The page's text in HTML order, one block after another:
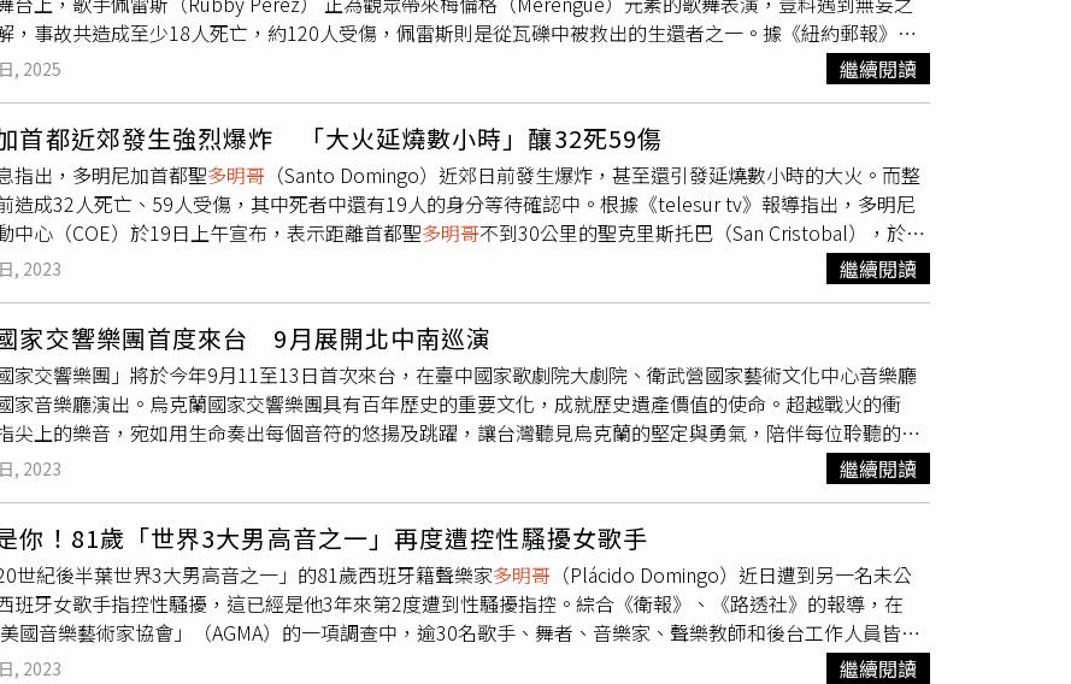
處理聯合國席次代表問題，並沒有牽涉台灣。國家的組成是四個元素，就是人民、土地、政府、主權，有沒
可以參加聯合國的會員？沒有。所以，中國是不可以根據聯合國2758號決議文，聲稱中國擁有台灣，聲稱台
主權獨立的國家，這種說法大錯特錯。國際社會也不承認中國對台灣主權的主張，中方宣稱2758號決議讓其
權，這是完全錯誤且不受國際承認。美國國務院今年已經清楚說明，中國扭曲2758號決議，2758號決議並為
權。這是美國川普第二任政府國務院的主張。美國眾議院甚至通過法案，包括歐洲議會、澳洲、荷蘭、比利
、英國、捷克各國國會，以及「對中政策跨國議會聯盟」等組織也這樣認為，並都通過決議聲明2758號決議
權問題，未來還會有更多。中國又說，台灣不是主權獨立國家，因為台灣自古以來就是中國不可分割一部
不是？從歷史來說明，台灣自古以來就有獨立生態系，台灣不是荒煙蔓草、無人居住，台灣早在信史、有文
獨立的生態系。台南左鎮有一個石化園區，早期有一位陳春木老先生，他在當地一條溪「菜寮溪」，撿拾到
日本考古學家證實這是犀牛，日本考古學家名為早坂，所以犀牛稱為早坂犀牛。還有看到長毛象、猛瑪象、
金絲猴等化石，距離今天80-40萬年前，這是早期的台灣。不只有動物，還有左鎮人，郭德林、郭東輝父
溪發現了左鎮人頭蓋化石，當時送去日本檢驗，距離今天三萬年前。馬英九前總統時代，又重新檢查一次說
年，不過無論三千到三萬年間，都是非常珍貴的。我在當台南市長，有一個政見是打造台南為台灣的文化首
台南人感到光榮，讓國人感到認同，所以把化石館重新打造為石化園區，並且開國際標，弄得很漂亮。邀請
弟姐妹前去參觀，台南是台灣的文化首都，希望任何一個人來到台南就知道台灣，台南人感到光榮，台灣的
台灣產生認同。另外，開闢新市科學園區時，有挖到考古遺址，當時的文建會把這些考古遺址整理，建立台
博物館（南科考古館），這是大坌坑時代的考古遺址，距離今天4800-6000年前。台灣第一條狗就是在大坌
時代的人就有養狗，可以看到當時男人、女人有多高，以及他們的殯葬文化，還看到米食。有些人以為米是
來的，但其實大坌坑時代就有在使用。除此之外，台灣也是南島文化的起源。台灣很早就開始向外傳播文
住民族也早已在這塊土地上發展出璀璨的文化。紅色的叫做斯泰語系、土黃色是巴布亞語系、藍色是南島語
住民早期不同的語系。你可以看到，紅色的在馬來半島、亞洲這邊，土黃色的巴布亞語系在新幾內亞，其他
系。大家是否有找到台灣？「一」是一世公園四千年前，南島語系的中心點就在台灣，他往外擴散，第二層
賓，公元3000年前；再擴展到三，也就是菲律賓、婆羅洲，是公元2500年前；擴展到四，馬達加斯加，距離
由美國參議魯比歐（Marco Rubio）透過社群平台證實。教宗方濟各也向遇難者家屬致哀，表達關懷與慰
手佩雷斯，其他死者還包括蒙特克里斯蒂省（Montecristi）省長克魯茲（Nelsy Cruz），及前美國職棒大聯
League Baseball，MLB）球星多特爾（Octavio Dotel）與布蘭科（Tony Blanco）。其中佩雷斯的遺體已於
獲，政府宣布將於今天在國家劇院為其舉辦隆重追悼儀式。據了解，Jet Set夜店是當地最具代表性的娛樂場
每周一固定舉辦現場樂團與拉丁音樂演出。2023年該地曾因為火災造成部分受損，但後續迅速修復並恢復營
今成為多明尼加近年最嚴重的死傷事故之一，比起2023年聖克里斯多福爆炸事故造成38人死亡，甚至2000
圭伊監獄火災釀成136人罹難，Jet Set夜店倒塌事件，更是全國震驚的災難性悲劇。當局承諾，將在救援告
動全面調查，釐清事故原因與是否有結構安全疏失，並追究相關責任。
Manuel Mendez）少將在9日上午召開的新聞發布會上指出，已確認98人死亡，155名倖存者住院治療。曼
「我們仍在廢墟中搜尋人員。我們推測其中許多人還活著；因此現場的搜救團隊不會放棄，行動會持續到我
中的最後一名遇難者才會結束。」事件發生後，多明尼加當局緊急調派約370名人力在小山丘般的建築殘骸
救搜尋。（圖／達志／美聯社）報導指出，歌手佩雷茲的經紀人保利諾（Enrique Paulino）週二曾表示，佩雷
件中已被尋獲，但因受傷入院治療。不過曼德斯則在週三的新聞會上表示，搜救人員至今仍在尋找佩雷茲的
位歌手的生死至今成謎。此外，由於佩雷茲是該國前大聯盟內野手奈菲‧佩雷茲（Neifi Pérez）的弟弟，因
吸引不少體壇人士到場支持。事發後一度傳出該國2大傳奇球星馬丁尼茲（Pedro Martínez）及歐提茲
）都在夜店現場，但後來證實2人並未出席。不過，這場事故仍然帶走2位前大聯盟球員多特爾及布蘭科的
多特爾在被救出時還有生命跡象，但在送往當地醫院途中過世。多特爾與布蘭科。（圖／翻攝X／MLB）據
爾的大聯盟生涯長達15個賽季，從1999年一直奮戰到2013年，他一共效力過13支大聯盟球隊，包括在2006
灣旅美投手王建民在紐約洋基當過隊友，以及在2010年在洛杉磯道奇隊效力時，也與旅美左投郭泓志當過隊
科則在2005年效力華盛頓國民隊，2009年起轉戰日本職棒，也曾與台灣旅日好手陳偉殷在中日龍隊一同共
面，多明尼加蒙特克里斯蒂省的省長尼爾西‧克魯茲，由於是前大聯盟退役球星尼爾森‧克魯茲（Nelson
妹妹，8日凌晨同樣現身「Jet Set」支持演出。她在事發後曾一度致電該國總統阿比納德（Luis Abinader）報
，不過尼爾西同樣在獲救後送往醫院的途中因傷重過世。在事件中離難的蒙特克里斯蒂省省長尼爾西‧克魯
翻攝FB／Nelsy Cruz）美國職棒大聯盟總裁羅伯‧曼弗雷德（Rob Manfred）對此發表聲明，表示對事件中
西聲者表示哀悼：「棒球運動與多明尼加共和國之間的聯繫十分深厚，今天我們心繫所有參加棒球比賽的多
和球迷。」而多明尼加總統阿比納德也宣布，全國上下為此事件降半旗哀悼3天。
，事故共造成至少18人死亡，約120人受傷，佩雷斯則是從瓦礫中被救出的生還者之一。據《紐約郵報》報
的經紀人保利諾（Enrique Paulino）被救出時身上滿是血跡，但意識清楚。他在現場受訪表示，起初還以為
震，雖然佩雷斯和他幸運生還，但樂團的薩克斯風手不幸罹難。另外，據稱蒙特克里斯蒂省（Montecristi）省
斯（Juan Manuel Méndez） 表示，「我們推測還有許多人還活著，因此我們不會放棄，直到所有被埋的人
」在受傷者被送往的多間醫院中，一名官員在醫院外宣讀生還者的名字，也有不少聚集在現場的民眾絕望地
的名字。多明尼加共和國總統阿比納德爾（Luis Abinader） 表示，所有救援機構正不分晝夜地努力救援受災
也在X（前Twitter）發文表示，「我們對『Jet Set』夜店發生的悲劇深感遺憾。自事故發生以來，我們一直
事態的發展。」多明尼加夜店屋頂坍塌事故，引起總統注意。（圖／翻攝自X）另一方面，聖
多明哥市長加
Mejía de Garrigó）補充，「我們的城市在今早醒來時，面臨著『Jet Set』夜店發生的可怕悲劇。對於
待親人消息的家庭，我表達最深切的哀悼。」目前夜店屋頂崩塌的原因尚不清楚，當局正全力搜尋倖存者並
因中。
, 2025 繼續閱讀
首都近郊發生強烈爆炸 「大火延燒數小時」釀32死59傷
指出，多明尼加首都聖多明哥 （Santo Domingo）近郊日前發生爆炸，甚至還引發延燒數小時的大火。而整
造成32人死亡、59人受傷，其中死者中還有19人的身分等待確認中。根據《telesur tv》報導指出，多明尼
中心（COE）於19日上午宣布，表示距離首都聖多明哥不到30公里的聖克里斯托巴（San Cristobal），於14
爆炸，爆炸的威力波擊9棟建築物，其中有4棟建築物遭到徹底毀損。爆炸甚至引發長達數小時的火災。而整
成32人死亡，59人受傷。截至目前為止，傷者的部分，仍有12人住院治療，其中有4人在一般病房治療、3人身
病房，有5人身處在燒燙傷病房。在死者的部分，目前32名罹難者中，已經辨識出13人的身分，其中有11人的
交給親屬。另外還有19人身分不明，仍有待調查。緊急行動中心副主任賈西亞（Julian Garcia）表示，目前
在現場進行搜救，更表示在清除完所有瓦礫堆之前，不會結束搜救工作。他也推測，死亡人數可能還會增
中也表示，目前尚不清楚爆炸的發生原因。
, 2023 繼續閱讀
家交響樂團首度來台 9月展開北中南巡演
家交響樂團」將於今年9月11至13日首次來台，在臺中國家歌劇院大劇院、衛武營國家藝術文化中心音樂廳
家音樂廳演出。烏克蘭國家交響樂團具有百年歷史的重要文化，成就歷史遺產價值的使命。超越戰火的衝
尖上的樂音，宛如用生命奏出每個音符的悠揚及跳躍，讓台灣聽見烏克蘭的堅定與勇氣，陪伴每位聆聽的心
克蘭國家交響樂團於1918年11月由烏克蘭部長議會決策創立，其卓越超群的演奏實力，譽為東歐首屈一指的
。風格廣泛以演奏富有民族精神的烏克蘭傳統曲目而聞名，其中亦不乏國際著名古典樂曲，憑藉溫暖且豐富的
維斯特洛夫的《拉里莎安魂曲》，榮獲第47屆葛萊美獎提名，英國BBC音樂雜誌更賦予此專輯極高評價：
的演奏能量拿捏地恰到好處，逼近國際主流樂團的深厚實力。」烏克蘭國家交響樂團樂團輝煌的名聲亦使其
世界巡演，曾合作的國際知名作曲家是不勝枚舉，舉凡傳奇鋼琴家阿圖爾·魯賓斯坦、世紀小提琴家耶胡迪
歌劇天后卡芭葉、當今第一男高音佛瑞茲、世界級國寶安德烈·波伽利，以及世界三大男高音中的卡列拉斯
的讚賞和肯定。烏克蘭國家交響樂團將為台灣聽眾帶來兩套曲目，其中更特別選曲烏克蘭作曲家的創作，展
, 2023 繼續閱讀
你！81歲「世界3大男高音之一」再度遭控性騷擾女歌手
世紀後半葉世界3大男高音之一」的81歲西班牙籍聲樂家多明哥 （Plácido Domingo）近日遭到另一名未公
班牙女歌手指控性騷擾，這已經是他3年來第2度遭到性騷擾指控。綜合《衛報》、《路透社》的報導，在
國音樂藝術家協會」（AGMA）的一項調查中，逾30名歌手、舞者、音樂家、聲樂教師和後台工作人員皆指
過去30年裡目睹或經歷過
至今仍沒有承認。最近
, 2023 繼續閱讀